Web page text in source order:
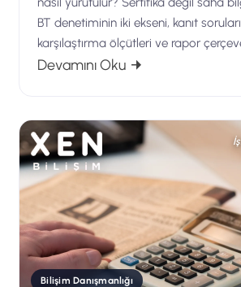
BT denetiminin iki ekseni, kanıt
karşılaştırma ölçütleri ve rapor
Devamını Oku: BT Departmanı
Bilişim Danışmanlığı